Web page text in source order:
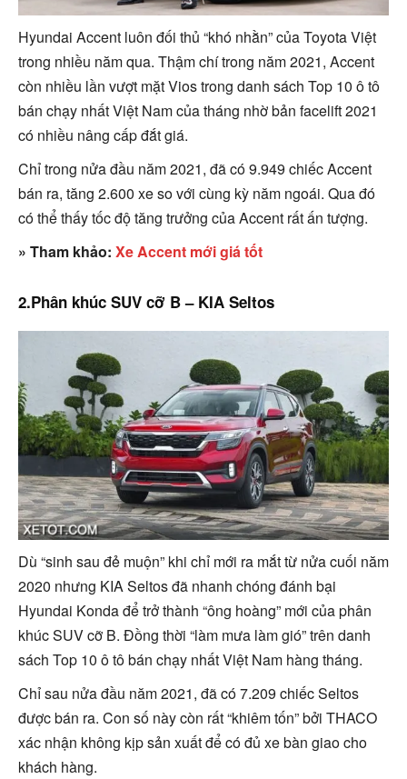
Hyundai Accent luôn đối thủ “khó nhằn” của Toyota Việt
trong nhiều năm qua. Thậm chí trong năm 2021, Accent
còn nhiều lần vượt mặt Vios trong danh sách Top 10 ô tô
bán chạy nhất Việt Nam của tháng nhờ bản facelift 2021
có nhiều nâng cấp đắt giá.
Chỉ trong nửa đầu năm 2021, đã có 9.949 chiếc Accent
bán ra, tăng 2.600 xe so với cùng kỳ năm ngoái. Qua đó
có thể thấy tốc độ tăng trưởng của Accent rất ấn tượng.
» Tham khảo: Xe Accent mới giá tốt
2.Phân khúc SUV cỡ B – KIA Seltos
Dù “sinh sau đẻ muộn” khi chỉ mới ra mắt từ nửa cuối năm
2020 nhưng KIA Seltos đã nhanh chóng đánh bại
Hyundai Konda để trở thành “ông hoàng” mới của phân
khúc SUV cỡ B. Đồng thời “làm mưa làm gió” trên danh
sách Top 10 ô tô bán chạy nhất Việt Nam hàng tháng.
Chỉ sau nửa đầu năm 2021, đã có 7.209 chiếc Seltos
được bán ra. Con số này còn rất “khiêm tốn” bởi THACO
xác nhận không kịp sản xuất để có đủ xe bàn giao cho
khách hàng.